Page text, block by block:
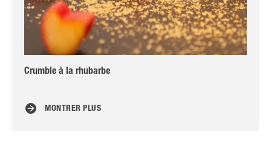
Crumble à la rhubarbe
MONTRER PLUS